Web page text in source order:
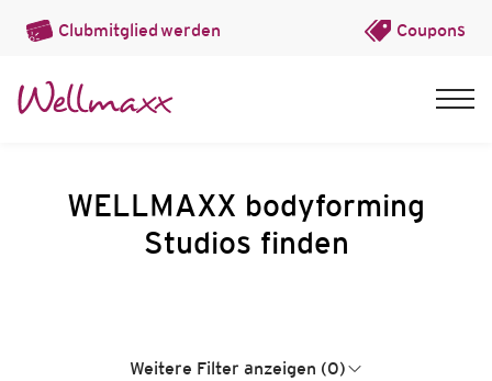
Clubmitgliedwerden Coupons
WELLMAXX bodyforming
Studios finden
Weitere Filter anzeigen (0)